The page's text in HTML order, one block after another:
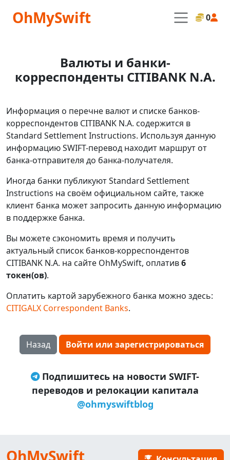
OhMySwift 0
Валюты и банки-
корреспонденты CITIBANK N.A.
Информация о перечне валют и списке банков-
корреспондентов CITIBANK N.A. содержится в
Standard Settlement Instructions. Используя данную
информацию SWIFT-перевод находит маршрут от
банка-отправителя до банка-получателя.
Иногда банки публикуют Standard Settlement
Instructions на своём официальном сайте, также
клиент банка может запросить данную информацию
в поддержке банка.
Вы можете сэкономить время и получить
актуальный список банков-корреспондентов
CITIBANK N.A. на сайте OhMySwift, оплатив6
токен(ов).
Оплатить картой зарубежного банка можно здесь:
CITIGALX Correspondent Banks.
Назад Войти или зарегистрироваться
Подпишитесь на новости SWIFT-
переводов и релокации капитала
@ohmyswiftblog
OhMySwift